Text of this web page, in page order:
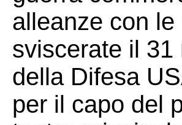
alleanze con
sviscerate il
della Difesa
per il capo del